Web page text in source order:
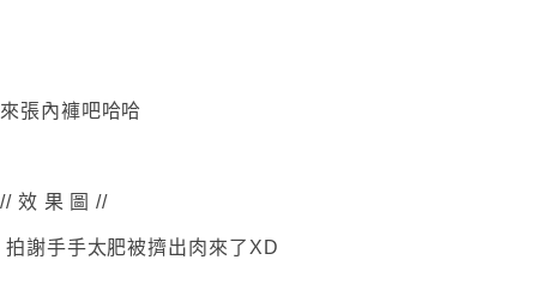
來張內褲吧哈哈
// 效 果 圖 //
拍謝手手太肥被擠出肉來了XD